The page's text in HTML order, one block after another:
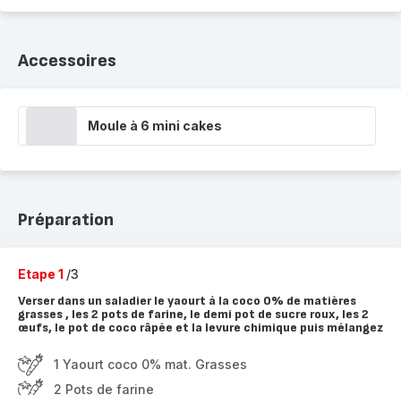
Accessoires
Moule à 6 mini cakes
Préparation
Etape 1 /3
Verser dans un saladier le yaourt à la coco 0% de matières
grasses , les 2 pots de farine, le demi pot de sucre roux, les 2
œufs, le pot de coco râpée et la levure chimique puis mélangez
1 Yaourt coco 0% mat. Grasses
2 Pots de farine